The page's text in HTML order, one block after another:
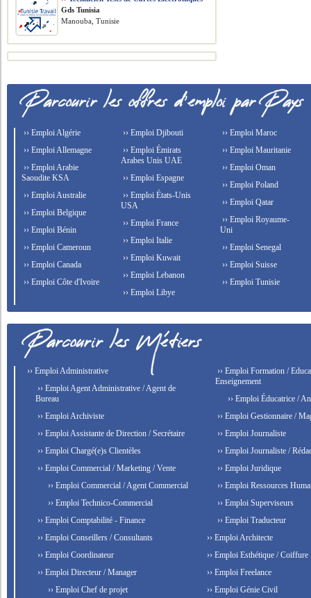
Gds Tunisia
Manouba, Tunisie
›› Emploi Algérie
›› Emploi Allemagne
›› Emploi Arabie
Saoudite KSA
›› Emploi Australie
›› Emploi Belgique
›› Emploi Bénin
›› Emploi Cameroun
›› Emploi Canada
›› Emploi Côte d'Ivoire
›› Emploi Djibouti
›› Emploi Émirats
Arabes Unis UAE
›› Emploi Espagne
›› Emploi États-Unis
USA
›› Emploi France
›› Emploi Italie
›› Emploi Kuwait
›› Emploi Lebanon
›› Emploi Libye
›› Emploi Maroc
›› Emploi Mauritanie
›› Emploi Oman
›› Emploi Poland
›› Emploi Qatar
›› Emploi Royaume-
Uni
›› Emploi Senegal
›› Emploi Suisse
›› Emploi Tunisie
›› Emploi Administrative
›› Emploi Agent Administrative / Agent de
Bureau
›› Emploi Archiviste
›› Emploi Assistante de Direction / Secrétaire
›› Emploi Chargé(e)s Clientèles
›› Emploi Commercial / Marketing / Vente
›› Emploi Commercial / Agent Commercial
›› Emploi Technico-Commercial
›› Emploi Comptabilité - Finance
›› Emploi Conseillers / Consultants
›› Emploi Coordinateur
›› Emploi Directeur / Manager
›› Emploi Chef de projet
›› Emploi Formation /
Enseignement
›› Emploi Éducatrice /
›› Emploi Gestionnaire /
›› Emploi Journaliste
›› Emploi Journaliste /
›› Emploi Juridique
›› Emploi Ressources
›› Emploi Superviseurs
›› Emploi Traducteur
›› Emploi Architecte
›› Emploi Esthétique / Coiffure
›› Emploi Freelance
›› Emploi Génie Civil